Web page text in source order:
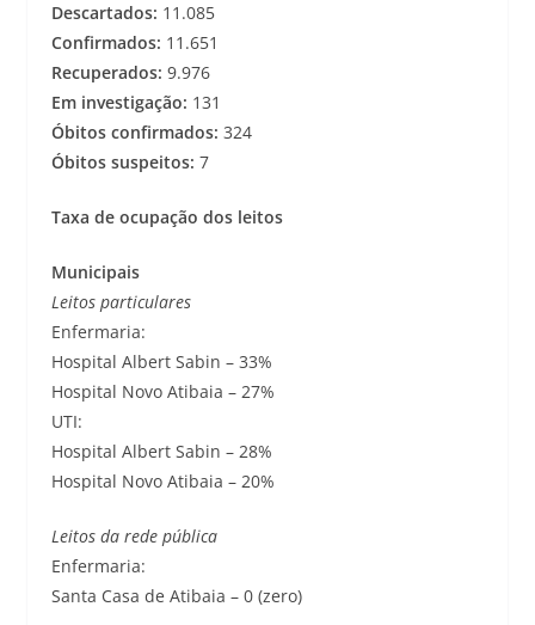
Descartados: 11.085
Confirmados: 11.651
Recuperados: 9.976
Em investigação: 131
Óbitos confirmados: 324
Óbitos suspeitos: 7
Taxa de ocupação dos leitos
Municipais
Leitos particulares
Enfermaria:
Hospital Albert Sabin – 33%
Hospital Novo Atibaia – 27%
UTI:
Hospital Albert Sabin – 28%
Hospital Novo Atibaia – 20%
Leitos da rede pública
Enfermaria:
Santa Casa de Atibaia – 0 (zero)